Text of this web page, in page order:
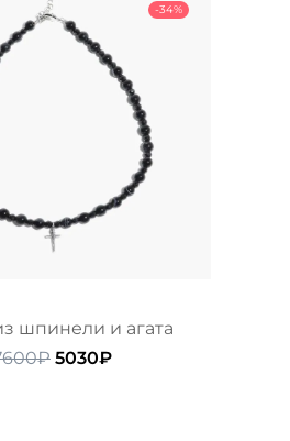
-34%
шпинели и агата
₽ Первоначальная
5030₽Текущая